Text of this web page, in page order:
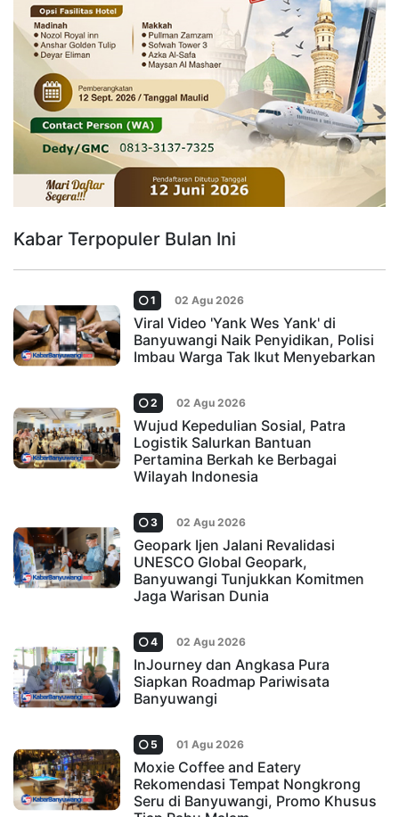
Kabar Terpopuler Bulan Ini
1 02 Agu 2026
Viral Video 'Yank Wes Yank' di
Banyuwangi Naik Penyidikan, Polisi
Imbau Warga Tak Ikut Menyebarkan
2 02 Agu 2026
Wujud Kepedulian Sosial, Patra
Logistik Salurkan Bantuan
Pertamina Berkah ke Berbagai
Wilayah Indonesia
3 02 Agu 2026
Geopark Ijen Jalani Revalidasi
UNESCO Global Geopark,
Banyuwangi Tunjukkan Komitmen
Jaga Warisan Dunia
4 02 Agu 2026
InJourney dan Angkasa Pura
Siapkan Roadmap Pariwisata
Banyuwangi
5 01 Agu 2026
Moxie Coffee and Eatery
Rekomendasi Tempat Nongkrong
Seru di Banyuwangi, Promo Khusus